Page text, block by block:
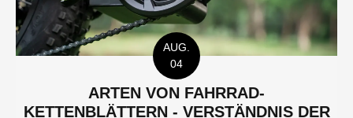
AUG.
04
ARTEN VON FAHRRAD-
KETTENBLÄTTERN - VERSTÄNDNIS DER